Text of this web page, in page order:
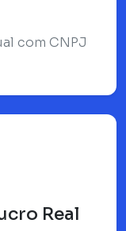
com CNPJ
Real